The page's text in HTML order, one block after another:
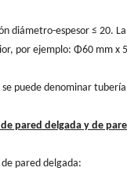
diámetro-espesor ≤ 20.
por ejemplo: Φ60 mm x
puede denominar
pared delgada y de
pared delgada: